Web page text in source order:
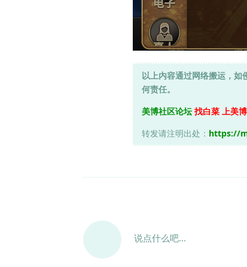
以上内容通过网络搬运，如
何责任。
美博社区论坛 找白菜 上美博
转发请注明出处： https://
说点什么吧...